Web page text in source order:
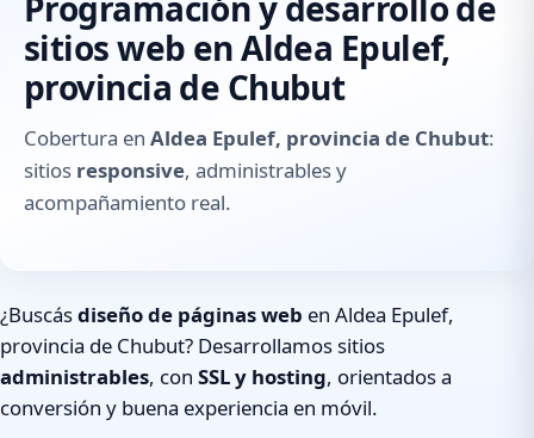
sitios web en Aldea Epulef,
provincia de Chubut
Cobertura en Aldea Epulef, provincia de Chubut:
sitios responsive, administrables y
acompañamiento real.
¿Buscásdiseño de páginas web en Aldea Epulef,
provincia de Chubut? Desarrollamos sitios
administrables, con SSL y hosting, orientados a
conversión y buena experiencia en móvil.